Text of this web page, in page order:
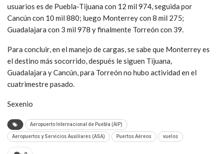
usuarios es de Puebla-Tijuana con 12 mil 974, seguida por
Cancún con 10 mil 880; luego Monterrey con 8 mil 275;
Guadalajara con 3 mil 978 y finalmente Torreón con 39.
Para concluir, en el manejo de cargas, se sabe que Monterrey es
el destino más socorrido, después le siguen Tijuana,
Guadalajara y Cancún, para Torreón no hubo actividad en el
cuatrimestre pasado.
Sexenio
Aeropuerto Internacional de Puebla (AIP)
Aeropuertos y Servicios Auxiliares (ASA) Puertos Aéreos vuelos